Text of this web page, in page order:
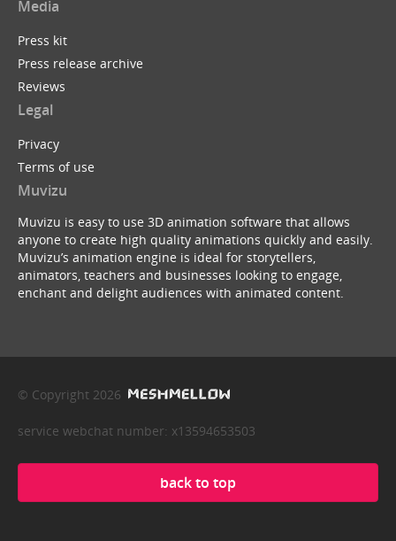
Media
Press kit
Press release archive
Reviews
Legal
Privacy
Terms of use
Muvizu
Muvizu is easy to use 3D animation software that allows
anyone to create high quality animations quickly and easily.
Muvizu’s animation engine is ideal for storytellers,
animators, teachers and businesses looking to engage,
enchant and delight audiences with animated content.
© Copyright 2026
service webchat number: x13594653503
back to top